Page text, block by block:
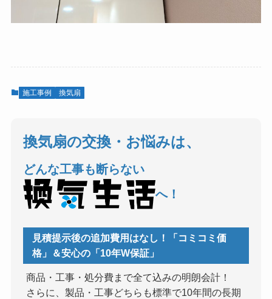
施工事例 換気扇
換気扇の交換・お悩みは、
どんな工事も断らない
へ！
見積提示後の追加費用はなし！「コミコミ価
格」＆安心の「10年W保証」
商品・工事・処分費まで全て込みの明朗会計！
さらに、製品・工事どちらも標準で10年間の長期